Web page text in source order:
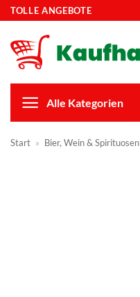
Zum
springen
TOLLE ANGEBOTE
Alle Kategorien
Start » Bier, Wein & Spirituosen